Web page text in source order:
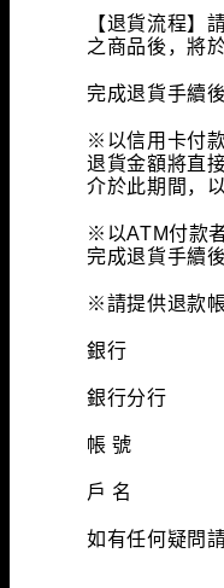
【退貨流程】
之商品後，將
完成退貨手續
※以信用卡付款
退貨金額將直
介於此期間，
※以ATM付款者
完成退貨手續
※請提供退款
銀行
銀行分行
帳 號
戶 名
如有任何疑問